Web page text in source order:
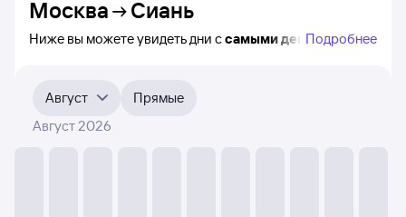
Москва
Сиань
Ниже вы можете увидеть дни ссамыми дешёвыми
Выберите дату, перейдите по клику к поиску билетов
на самолёт и просмотру
Подробнее
Август
Прямые
Август 2026